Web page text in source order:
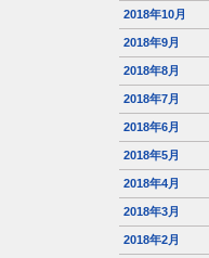
2018年10月
2018年9月
2018年8月
2018年7月
2018年6月
2018年5月
2018年4月
2018年3月
2018年2月